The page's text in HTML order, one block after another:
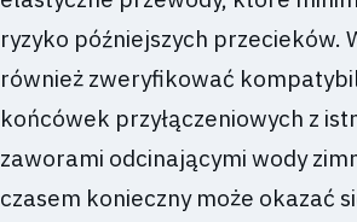
ryzyko późniejszych przecieków.
również zweryfikować
końcówek przyłączeniowych z
zaworami odcinającymi wody
czasem konieczny może okazać